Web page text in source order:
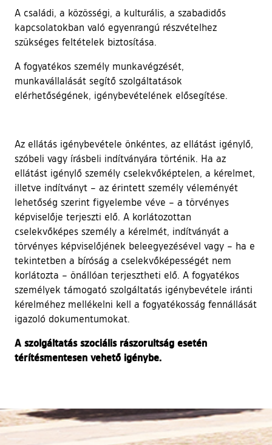
A családi, a közösségi, a kulturális, a szabadidős
kapcsolatokban való egyenrangú részvételhez
szükséges feltételek biztosítása.
A fogyatékos személy munkavégzését,
munkavállalását segítő szolgáltatások
elérhetőségének, igénybevételének elősegítése.
Az ellátás igénybevétele önkéntes, az ellátást igénylő,
szóbeli vagy írásbeli indítványára történik. Ha az
ellátást igénylő személy cselekvőképtelen, a kérelmet,
illetve indítványt – az érintett személy véleményét
lehetőség szerint figyelembe véve – a törvényes
képviselője terjeszti elő. A korlátozottan
cselekvőképes személy a kérelmét, indítványát a
törvényes képviselőjének beleegyezésével vagy – ha e
tekintetben a bíróság a cselekvőképességét nem
korlátozta – önállóan terjesztheti elő. A fogyatékos
személyek támogató szolgáltatás igénybevétele iránti
kérelméhez mellékelni kell a fogyatékosság fennállását
igazoló dokumentumokat.
A szolgáltatás szociális rászorultság esetén
térítésmentesen vehető igénybe.